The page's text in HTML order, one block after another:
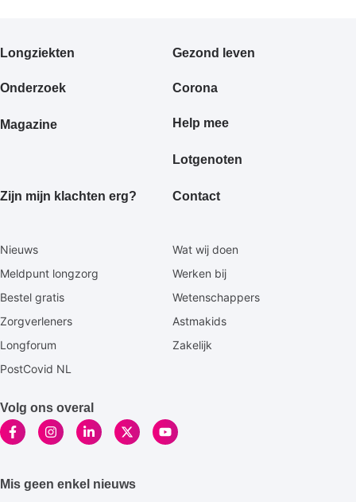
Primair
Longziekten Gezond leven
Onderzoek Corona
Magazine Help mee
Lotgenoten
Zijn mijn klachten erg? Contact
Secundaire
Nieuws
Wat wij doen
Meldpunt longzorg
Werken bij
Bestel gratis
Wetenschappers
Zorgverleners
Astmakids
Longforum
Zakelijk
PostCovid NL
Volg ons overal
Mis geen enkel nieuws